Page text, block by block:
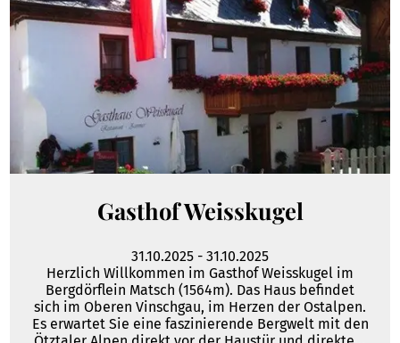
Gasthof Weisskugel
31.10.2025 - 31.10.2025
Herzlich Willkommen im Gasthof Weisskugel im
Bergdörflein Matsch (1564m). Das Haus befindet
sich im Oberen Vinschgau, im Herzen der Ostalpen.
Es erwartet Sie eine faszinierende Bergwelt mit den